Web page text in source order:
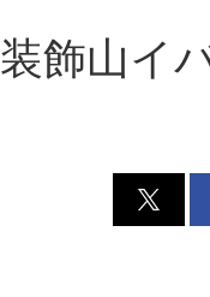
装飾山イ